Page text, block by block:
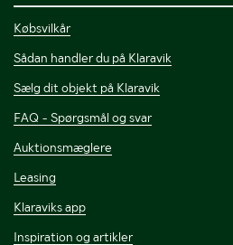
Købsvilkår
Sådan handler du på Klaravik
Sælg dit objekt på Klaravik
FAQ - Spørgsmål og svar
Auktionsmæglere
Leasing
Klaraviks app
Inspiration og artikler